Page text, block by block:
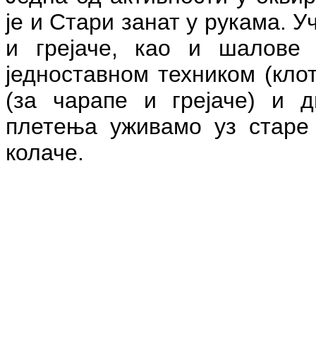
је и Стари занат у рукама.
и грејаче, као и
једноставном техником
(за чарапе и грејаче) и
плетења уживамо уз
колаче.